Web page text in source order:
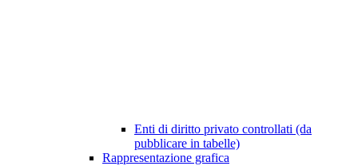
Enti di diritto privato controllati (da
pubblicare in tabelle)
Rappresentazione grafica